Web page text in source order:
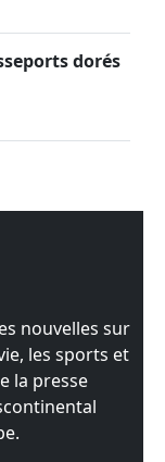
dorés
nouvelles sur
les sports et
la presse